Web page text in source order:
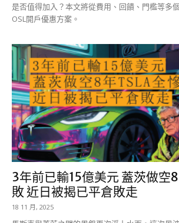
是否值得加入？本文將從費用、回饋、門檻等多
OSL開戶優惠方案。
3年前已輸15億美元 蓋茨做空
敗 近日被揭已平倉敗走
18 11 月, 2025